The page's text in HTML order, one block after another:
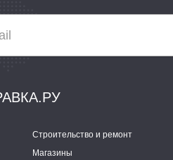
Строительство и ремонт
Магазины